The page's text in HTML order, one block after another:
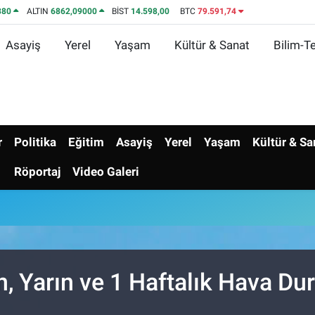
ALTIN 6862,09000 BİST 14.598,00 BTC 79.591,74
Asayiş Yerel Yaşam Kültür & Sanat Bilim-
Politika Eğitim Asayiş Yerel Yaşam Kültür &
Röportaj Video Galeri
Yarın ve 1 Haftalık Hava